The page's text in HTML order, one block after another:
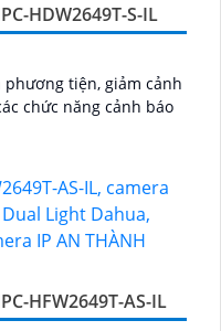
HDW2649T-S-IL
tiện, giảm cảnh
chức năng cảnh báo
HFW2649T-AS-IL